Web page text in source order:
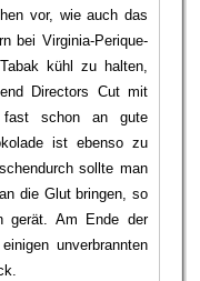
vor, wie auch das
bei Virginia-Perique-
kühl zu halten,
Directors Cut mit
fast schon an gute
ist ebenso zu
sollte man
die Glut bringen, so
gerät. Am Ende der
unverbrannten